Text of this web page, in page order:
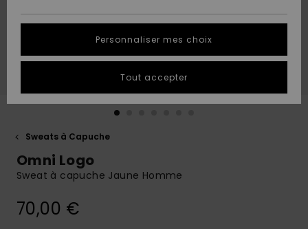
A
Découvrir
A
Découvrir
tailles
conversation
obtenir la
à votre
QUIKSILVER
Sweats à Capuche
Omni Logo
Sweat à capuche Jaune Homme
70,00 €
Personnaliser mes choix
Tout accepter